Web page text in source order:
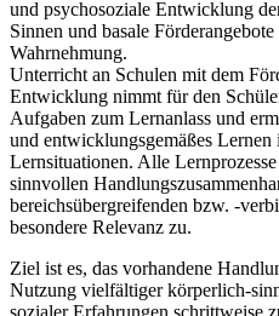
und psychosoziale Entwicklung
Sinnen und basale
Wahrnehmung.
Unterricht an Schulen mit dem
Entwicklung nimmt für den
Aufgaben zum Lernanlass und
und entwicklungsgemäßes Lernen
Lernsituationen. Alle
sinnvollen
bereichsübergreifenden bzw. -
besondere Relevanz zu.
Ziel ist es, das vorhandene
Nutzung vielfältiger körperlich-